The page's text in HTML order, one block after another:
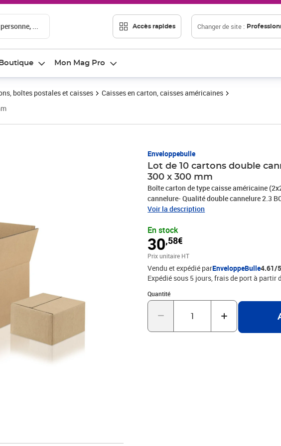
... Accès rapides Changer de site :
Mon Mag Pro
boîtes postales et caisses
Caisses en carton, caisses américaines
Enveloppebulle
Lot de 10 cartons double
300 x 300 mm
Boîte carton de type caisse américaine
cannelure- Qualité double cannelure 2.3
(marron)- Très bonne résistance.- Idéal
de place pour le stockage.Le meilleur
résistance !
Voir la description
En stock
30,58€
Prix 30,58€
Prix unitaire HT
Vendu et expédié parEnveloppeBulle4.61/5
Expédié sous 5 jours, frais de port à partir
Quantité
Quantité : 1